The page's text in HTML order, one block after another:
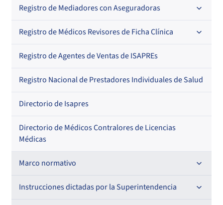
Regional
Por N° de registro
Por orden alfabético
Por N° de registro
Por profesión
Regional
Registro de Mediadores con Aseguradoras
Regional
Por orden alfabético
Por profesión
Registro de Médicos Revisores de Ficha Clínica
Regional
Por orden alfabético
Por especialidad
Registro de Agentes de Ventas de ISAPREs
Registro Nacional de Prestadores Individuales de Salud
Directorio de Isapres
Directorio de Médicos Contralores de Licencias
Médicas
Marco normativo
Leyes
Instrucciones dictadas por la Superintendencia